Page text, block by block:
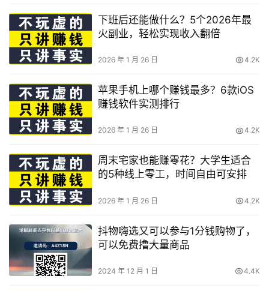
下班后还能做什么？5个2026年最
火副业，轻松实现收入翻倍
2026 年 1 月 26 日 4.2K
苹果手机上哪个赚钱最多？6款iOS
赚钱软件实测排行
2026 年 1 月 26 日 4.2K
周末宅家也能赚零花？大学生适合
的5种线上零工，时间自由可安排
2026 年 1 月 26 日 4.2K
抖物嗨选又可以参与1分钱购物了，
可以免费撸大量商品
2024 年 12 月 1 日 4.4K